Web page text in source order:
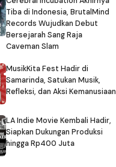
Tiba di Indonesia, BrutalMind
Records Wujudkan Debut
Bersejarah Sang Raja
Caveman Slam
MusikKita Fest Hadir di
Samarinda, Satukan Musik,
Refleksi, dan Aksi Kemanusiaan
LA Indie Movie Kembali Hadir,
Siapkan Dukungan Produksi
hingga Rp400 Juta